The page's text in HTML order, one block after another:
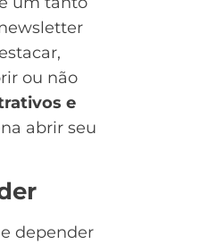
ou não
e
abrir seu
depender